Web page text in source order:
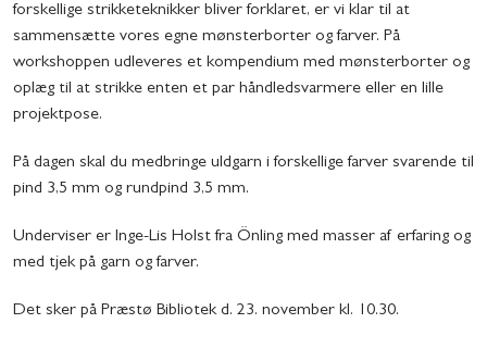
forskellige strikketeknikker bliver forklaret, er vi klar til at
sammensætte vores egne mønsterborter og farver. På
workshoppen udleveres et kompendium med mønsterborter og
oplæg til at strikke enten et par håndledsvarmere eller en lille
projektpose.
På dagen skal du medbringe uldgarn i forskellige farver svarende til
pind 3,5 mm og rundpind 3,5 mm.
Underviser er Inge-Lis Holst fra Önling med masser af erfaring og
med tjek på garn og farver.
Det sker på Præstø Bibliotek d. 23. november kl. 10.30.